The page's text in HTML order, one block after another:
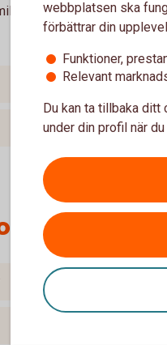
SEK
svar om
webbplatsen ska
förbättrar din
Funktioner,
Relevant
Du kan ta tillbaka
under din profil när